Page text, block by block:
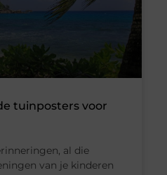
tuinposters voor
al die
van je kinderen